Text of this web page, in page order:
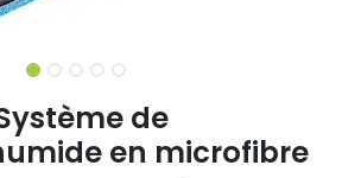
de
en microfibre